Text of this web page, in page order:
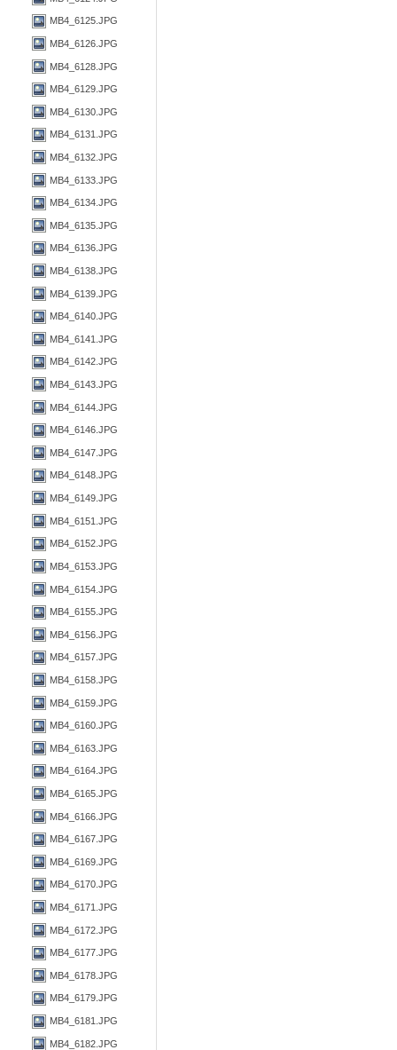
MB4_6125.JPG
MB4_6126.JPG
MB4_6128.JPG
MB4_6129.JPG
MB4_6130.JPG
MB4_6131.JPG
MB4_6132.JPG
MB4_6133.JPG
MB4_6134.JPG
MB4_6135.JPG
MB4_6136.JPG
MB4_6138.JPG
MB4_6139.JPG
MB4_6140.JPG
MB4_6141.JPG
MB4_6142.JPG
MB4_6143.JPG
MB4_6144.JPG
MB4_6146.JPG
MB4_6147.JPG
MB4_6148.JPG
MB4_6149.JPG
MB4_6151.JPG
MB4_6152.JPG
MB4_6153.JPG
MB4_6154.JPG
MB4_6155.JPG
MB4_6156.JPG
MB4_6157.JPG
MB4_6158.JPG
MB4_6159.JPG
MB4_6160.JPG
MB4_6163.JPG
MB4_6164.JPG
MB4_6165.JPG
MB4_6166.JPG
MB4_6167.JPG
MB4_6169.JPG
MB4_6170.JPG
MB4_6171.JPG
MB4_6172.JPG
MB4_6177.JPG
MB4_6178.JPG
MB4_6179.JPG
MB4_6181.JPG
MB4_6182.JPG